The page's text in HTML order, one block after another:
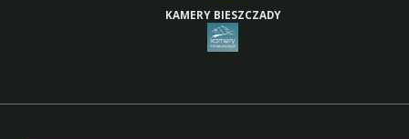
KAMERY BIESZCZADY